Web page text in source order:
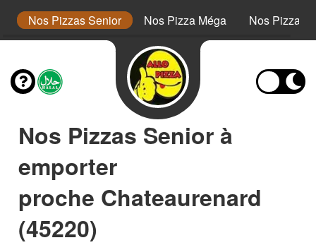
Nos Pizzas Senior Nos Pizza Méga Nos Pizzas
Nos Pizzas Senior à
emporter
proche Chateaurenard
(45220)